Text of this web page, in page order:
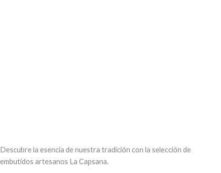
Descubre la esencia de nuestra tradición con la selección de
embutidos artesanos La Capsana.